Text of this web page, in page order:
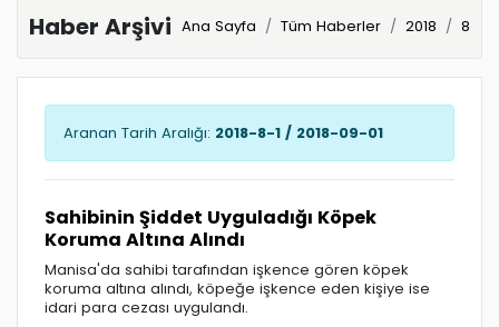
Haber Arşivi Ana Sayfa Tüm Haberler 2018 8
Aranan Tarih Aralığı: 2018-8-1 / 2018-09-01
Sahibinin Şiddet Uyguladığı Köpek
Koruma Altına Alındı
Manisa'da sahibi tarafından işkence gören köpek
koruma altına alındı, köpeğe işkence eden kişiye ise
idari para cezası uygulandı.